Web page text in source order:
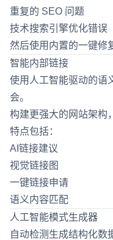
重复的 SEO 问题
技术搜索引擎优化错误
然后使用内置的一键修
智能内部链接
使用人工智能驱动的语
会。
构建更强大的网站架构
特点包括：
AI链接建议
视觉链接图
一键链接申请
语义内容匹配
人工智能模式生成器
自动检测生成结构化数